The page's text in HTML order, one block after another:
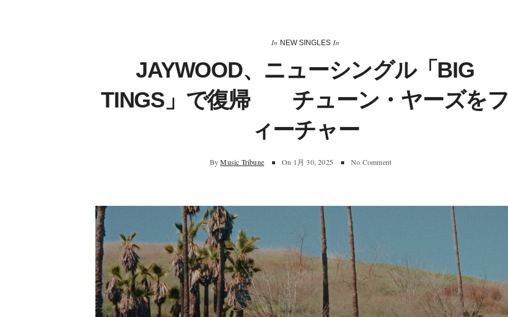
In NEW SINGLES In
JAYWOOD、ニューシングル「BIG
TINGS」で復帰 チューン・ヤーズをフ
ィーチャー
By Music Tribune On 1月 30, 2025 No Comment